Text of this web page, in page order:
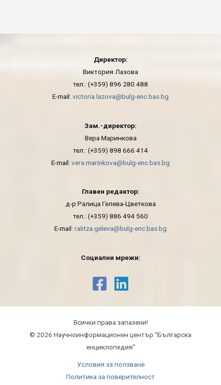
Директор:
Виктория Лазова
тел.: (+359) 896 280 488
E-mail: victoria.lazova@bulg-enc.bas.bg
Зам.-директор:
Вера Маринкова
тел.: (+359) 898 666 414
E-mail: vera.marinkova@bulg-enc.bas.bg
Главен редактор:
д-р Ралица Гелева-Цветкова
тел.: (+359) 886 494 560
E-mail: ralitza.geleva@bulg-enc.bas.bg
Социални мрежи:
Всички права запазени!
© 2026 Научноинформационeн център "Българска
енциклопедия"
Условия за ползване
Политика за поверителност